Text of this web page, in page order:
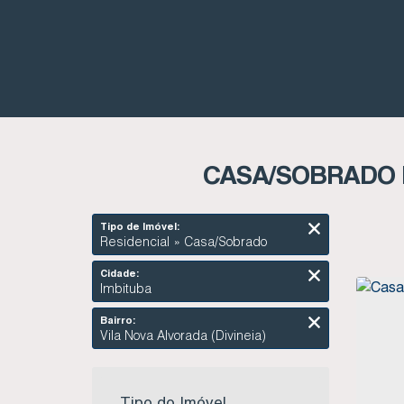
CASA/
Tipo de Imóvel:
Residencial » Casa/Sobrado
Cidade:
Imbituba
Bairro:
Vila Nova Alvorada (Divineia)